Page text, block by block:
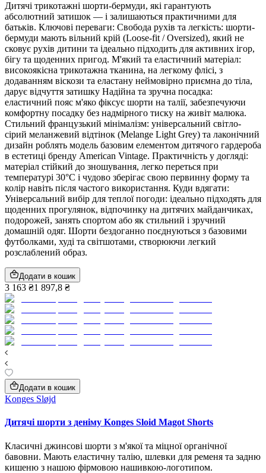
Дитячі трикотажні шорти-бермуди, які гарантують
абсолютний затишок — і залишаються практичними для
батьків. Ключові переваги: Свобода рухів та легкість: шорти-
бермуди мають вільний крій (Loose-fit / Oversized), який не
сковує рухів дитини та ідеально підходить для активних ігор,
бігу та щоденних пригод. М'який та еластичний матеріал:
високоякісна трикотажна тканина, на легкому флісі, з
додаванням віскози та еластану неймовірно приємна до тіла,
дарує відчуття затишку Надійна та зручна посадка:
еластичний пояс м'яко фіксує шорти на талії, забезпечуючи
комфортну посадку без надмірного тиску на живіт малюка.
Стильний французький мінімалізм: універсальний світло-
сірий меланжевий відтінок (Melange Light Grey) та лаконічний
дизайн роблять модель базовим елементом дитячого гардероба
в естетиці бренду American Vintage. Практичність у догляді:
матеріал стійкий до зношування, легко переться при
температурі 30°C і чудово зберігає свою первинну форму та
колір навіть після частого використання. Куди вдягати:
Універсальний вибір для теплої погоди: ідеально підходять для
щоденних прогулянок, відпочинку на дитячих майданчиках,
подорожей, занять спортом або як стильний і зручний
домашній одяг. Шорти бездоганно поєднуються з базовими
футболками, худі та світшотами, створюючи легкий
розслаблений образ.
Додати в кошик
3 163 ₴1 897,8 ₴
Додати в кошик
Konges Sløjd
Дитячі шорти з деніму Konges Sloid Magot Shorts
Класичні джинсові шорти з м'якої та міцної органічної
бавовни. Мають еластичну талію, шлевки для ременя та задню
кишеню з нашою фірмовою нашивкою-логотипом.